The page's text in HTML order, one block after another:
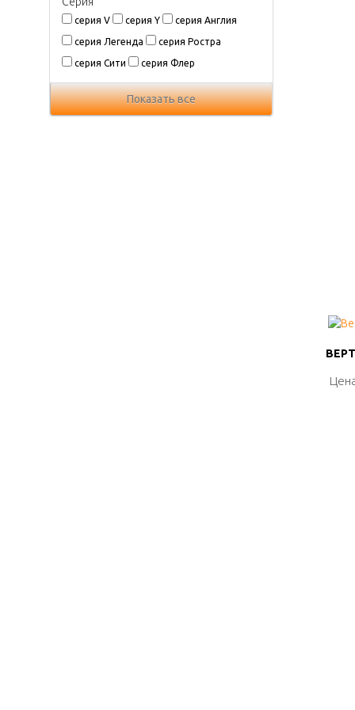
серия V серия Y серия Англия
серия Легенда серия Ростра
серия Сити серия Флер
Показать все